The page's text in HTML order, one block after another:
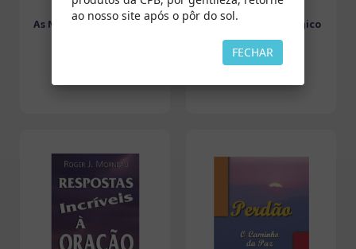
As Melhores Receitas de
Consultório Psicológico
ao nosso site após o pôr do sol.
FECHAR